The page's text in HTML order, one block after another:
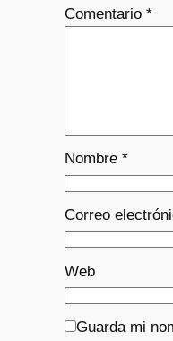
Comentario *
Nombre *
Correo
Web
Guarda mi